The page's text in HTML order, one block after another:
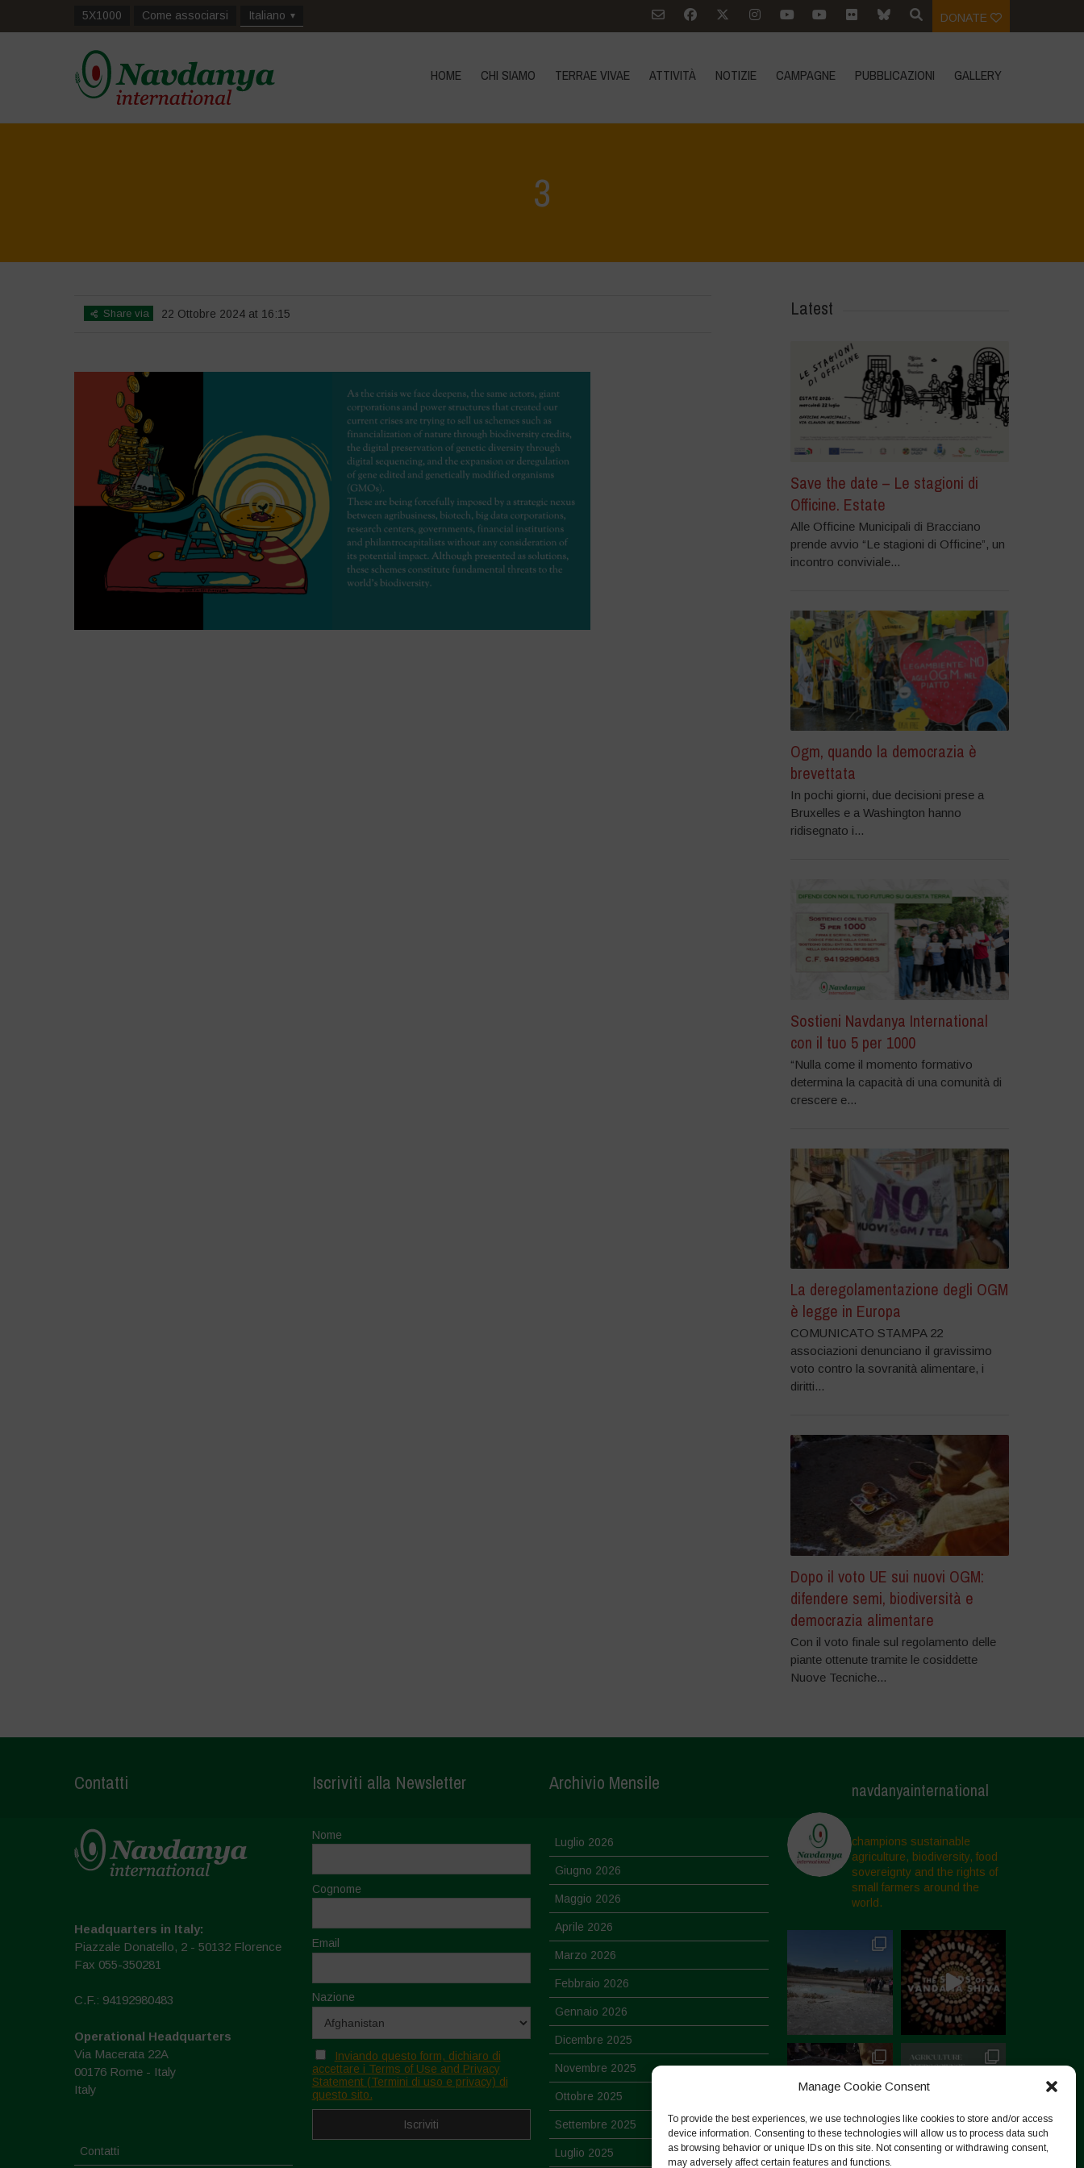
Manage Cookie Consent
To provide the best experiences, we use technologies like cookies to store and/or access
device information. Consenting to these technologies will allow us to process data such
as browsing behavior or unique IDs on this site. Not consenting or withdrawing consent,
may adversely affect certain features and functions.
5X1000 Come associarsi Italiano DONATE
HOME CHI SIAMO TERRAE VIVAE ATTIVITÀ NOTIZIE CAMPAGNE PUBBLICAZIONI GALLERY
3
Share via 22 Ottobre 2024 at 16:15 Latest
Save the date – Le stagioni di
Officine. Estate
Alle Officine Municipali di Bracciano
prende avvio “Le stagioni di Officine”, un
incontro conviviale...
Ogm, quando la democrazia è
brevettata
In pochi giorni, due decisioni prese a
Bruxelles e a Washington hanno
ridisegnato i...
Sostieni Navdanya International
con il tuo 5 per 1000
“Nulla come il momento formativo
determina la capacità di una comunità di
crescere e...
La deregolamentazione degli OGM
è legge in Europa
COMUNICATO STAMPA 22
associazioni denunciano il gravissimo
voto contro la sovranità alimentare, i
diritti...
Dopo il voto UE sui nuovi OGM:
difendere semi, biodiversità e
democrazia alimentare
Con il voto finale sul regolamento delle
piante ottenute tramite le cosiddette
Nuove Tecniche...
Contatti
Headquarters in Italy:
Piazzale Donatello, 2 - 50132 Florence
Fax 055-350281
C.F.: 94192980483
Operational Headquarters
Via Macerata 22A
00176 Rome - Italy
Italy
Contatti
Iscriviti alla Newsletter
Nome
Cognome
Email
Nazione
Inviando questo form, dichiaro di
accettare i Terms of Use and Privacy
Statement (Termini di uso e privacy) di
questo sito.
Archivio Mensile
Luglio 2026
Giugno 2026
Maggio 2026
Aprile 2026
Marzo 2026
Febbraio 2026
Gennaio 2026
Dicembre 2025
Novembre 2025
Ottobre 2025
Settembre 2025
Luglio 2025
navdanyainternational
champions sustainable
agriculture, biodiversity, food
sovereignty and the rights of
small farmers around the
world.